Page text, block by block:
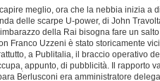
meglio, ora che la nebbia inizia a
delle scarpe U-power, di John
della Rai bisogna fare un salto
Franco Uzzeni è stato storicamente
a Publitalia, il braccio operativo
appunto, di pubblicità. Il rapporto
Berlusconi era amministratore